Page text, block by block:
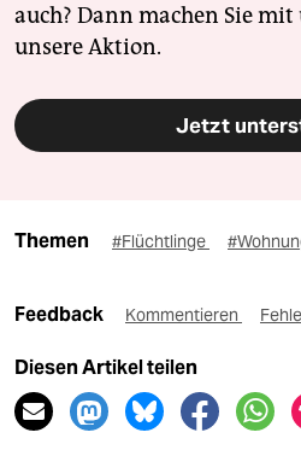
auch? Dann machen Sie
unsere Aktion.
Jetzt
Themen #Flüchtlinge
Feedback Kommentieren
Diesen Artikel teilen